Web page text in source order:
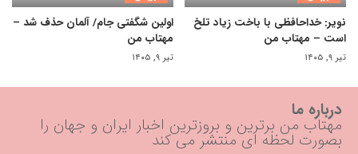
نویر: خداحافظی با باخت زیاد تلخ
است – مهتاب من
تیر ۹, ۱۴۰۵
اولین شگفتی جام/ آلمان حذف شد –
مهتاب من
تیر ۹, ۱۴۰۵
درباره ما
مهتاب من برترین و بروزترین اخبار ایران و جهان را
بصورت لحظه ای منتشر می کند